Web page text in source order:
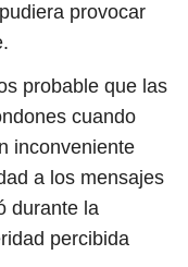
provocar
probable que las
cuando
inconveniente
a los mensajes
durante la
percibida